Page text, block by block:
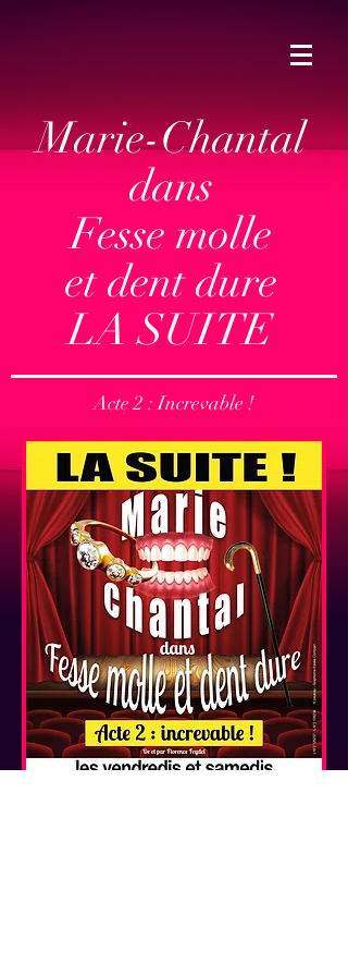
Marie-Chantal
dans
Fesse molle
et dent dure
LA SUITE
Acte 2 : Increvable !